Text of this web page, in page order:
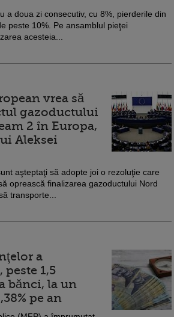
a doua zi consecutiv, cu 8%, pierderile din
peste 10%. Pe ansamblul pieţei
acesteia...
vrea să
gazoductului
2 în Europa,
Aleksei
aşteptaţi să adopte joi o rezoluţie care
oprească finalizarea gazoductului Nord
transporte...
a
1,5
bănci, la un
pe an